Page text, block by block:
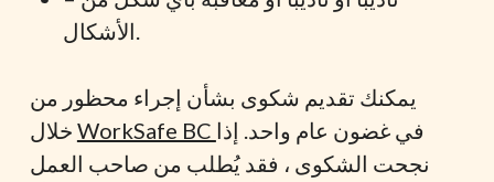
الأشكال.
يمكنك تقديم شكوى بشأن إجراء محظور من
WorkSafe BC في غضون عام واحد. إذا
نجحت الشكوى ، فقد يُطلب من صاحب العمل